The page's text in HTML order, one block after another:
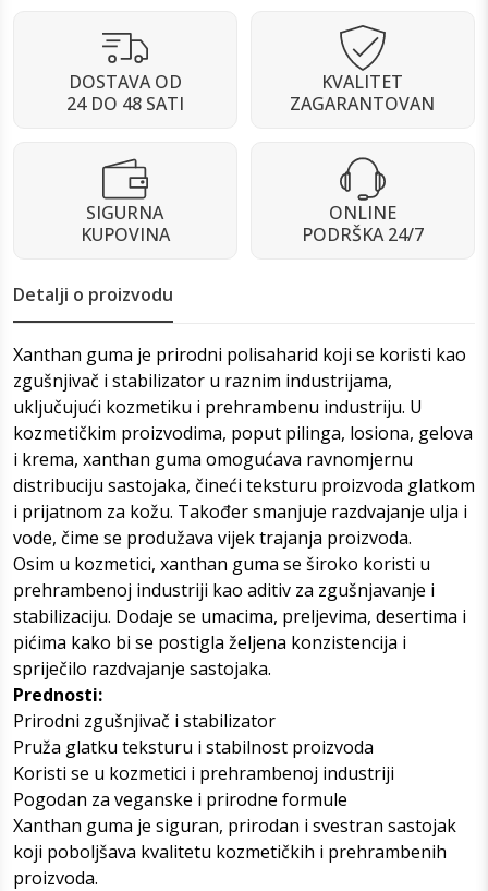
DOSTAVA OD
24 DO 48 SATI
KVALITET
ZAGARANTOVAN
SIGURNA
KUPOVINA
ONLINE
PODRŠKA 24/7
Detalji o proizvodu
Xanthan guma je prirodni polisaharid koji se koristi kao
zgušnjivač i stabilizator u raznim industrijama,
uključujući kozmetiku i prehrambenu industriju. U
kozmetičkim proizvodima, poput pilinga, losiona, gelova
i krema, xanthan guma omogućava ravnomjernu
distribuciju sastojaka, čineći teksturu proizvoda glatkom
i prijatnom za kožu. Također smanjuje razdvajanje ulja i
vode, čime se produžava vijek trajanja proizvoda.
Osim u kozmetici, xanthan guma se široko koristi u
prehrambenoj industriji kao aditiv za zgušnjavanje i
stabilizaciju. Dodaje se umacima, preljevima, desertima i
pićima kako bi se postigla željena konzistencija i
spriječilo razdvajanje sastojaka.
Prednosti:
Prirodni zgušnjivač i stabilizator
Pruža glatku teksturu i stabilnost proizvoda
Koristi se u kozmetici i prehrambenoj industriji
Pogodan za veganske i prirodne formule
Xanthan guma je siguran, prirodan i svestran sastojak
koji poboljšava kvalitetu kozmetičkih i prehrambenih
proizvoda.